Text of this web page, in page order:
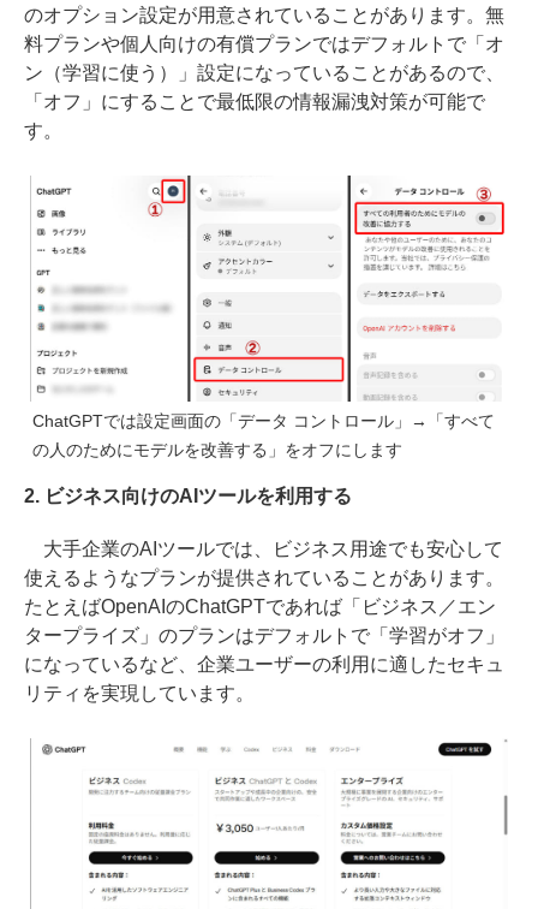
のオプション設定が用意されていることがあります。無
料プランや個人向けの有償プランではデフォルトで「オ
ン（学習に使う）」設定になっていることがあるので、
「オフ」にすることで最低限の情報漏洩対策が可能で
す。
ChatGPTでは設定画面の「データ コントロール」→「すべて
の人のためにモデルを改善する」をオフにします
2. ビジネス向けのAIツールを利用する
大手企業のAIツールでは、ビジネス用途でも安心して
使えるようなプランが提供されていることがあります。
たとえばOpenAIのChatGPTであれば「ビジネス／エン
タープライズ」のプランはデフォルトで「学習がオフ」
になっているなど、企業ユーザーの利用に適したセキュ
リティを実現しています。